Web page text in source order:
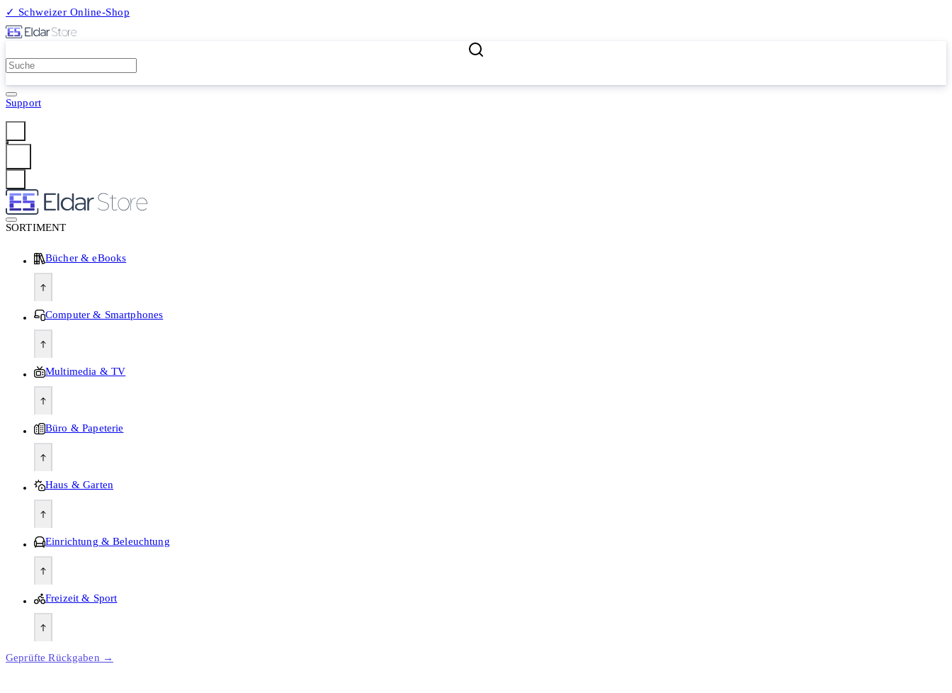
✓ Schweizer Online-Shop
Support
SORTIMENT
Bücher & eBooks
Computer & Smartphones
Multimedia & TV
Büro & Papeterie
Haus & Garten
Einrichtung & Beleuchtung
Freizeit & Sport
Geprüfte Rückgaben →